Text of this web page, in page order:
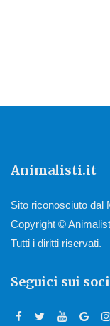
Animalisti.it
Sito riconosciuto dal
Copyright ©
Tutti i diritti riservati.
Seguici sui